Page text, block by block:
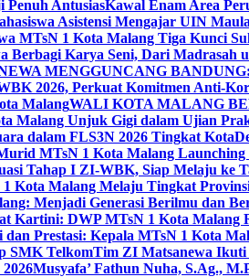
AntusiasKawal Enam Area
Asistensi Mengajar UIN
MTsN 1 Kota Malang Tiga Kunci
Berbagi Karya Seni, Dari Madrasah
MENGGUNCANG
2026, Perkuat Komitmen Anti-
MalangWALI KOTA MALANG
Malang Unjuk Gigi dalam Ujian
dalam FLS3N 2026 Tingkat Kota
MTsN 1 Kota Malang
Tahap I ZI-WBK, Siap Melaju ke
1 Kota Malang Melaju Tingkat
Menjadi Generasi Berilmu dan
Kartini: DWP MTsN 1 Kota Malang
dan Prestasi: Kepala MTsN 1 Kota
SMK TelkomTim ZI Matsanewa Ikuti
Musyafa’ Fathun Nuha, S.Ag.,